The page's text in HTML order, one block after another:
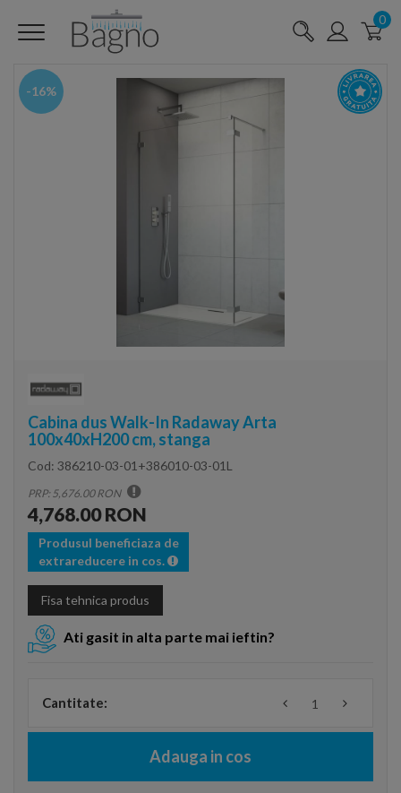
0
-16%
Cabina dus Walk-In Radaway Arta
100x40xH200 cm, stanga
Cod: 386210-03-01+386010-03-01L
PRP: 5,676.00 RON
4,768.00 RON
Produsul beneficiaza de
extrareducere in cos.
Fisa tehnica produs
Ati gasit in alta parte mai ieftin?
Cantitate:
Adauga in cos